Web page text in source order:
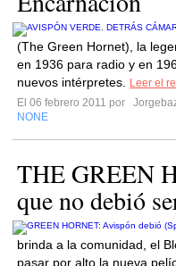
(The Green Hornet), la
en 1936 para radio y en
nuevos intérpretes.
Leer el
El 06 febrero 2011 por
NONE
THE GREEN
que no debió
brinda a la comunidad, el
pasar por alto la nueva